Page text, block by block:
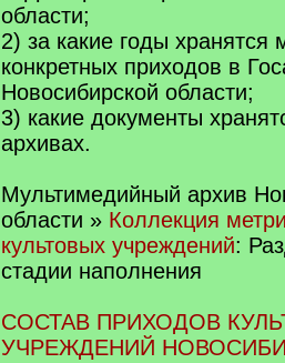
области;
2) за какие годы хранятся
конкретных приходов в
Новосибирской области;
3) какие документы
архивах.
Мультимедийный архив
области » Коллекция
культовых учреждений:
стадии наполнения
СОСТАВ ПРИХОДОВ
УЧРЕЖДЕНИЙ